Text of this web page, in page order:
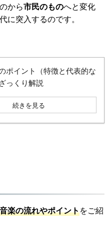
から市民のものへと変化
に突入するのです。
ポイント（特徴と代表的な
っくり解説
続きを見る
楽の流れやポイントをご紹